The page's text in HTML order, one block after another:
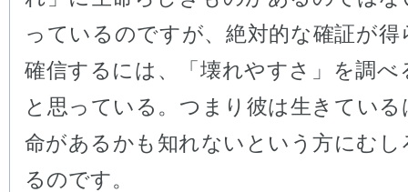
っているのですが、絶対的な確証が得
確信するには、「壊れやすさ」を調べ
と思っている。つまり彼は生きている
命があるかも知れないという方にむし
るのです。